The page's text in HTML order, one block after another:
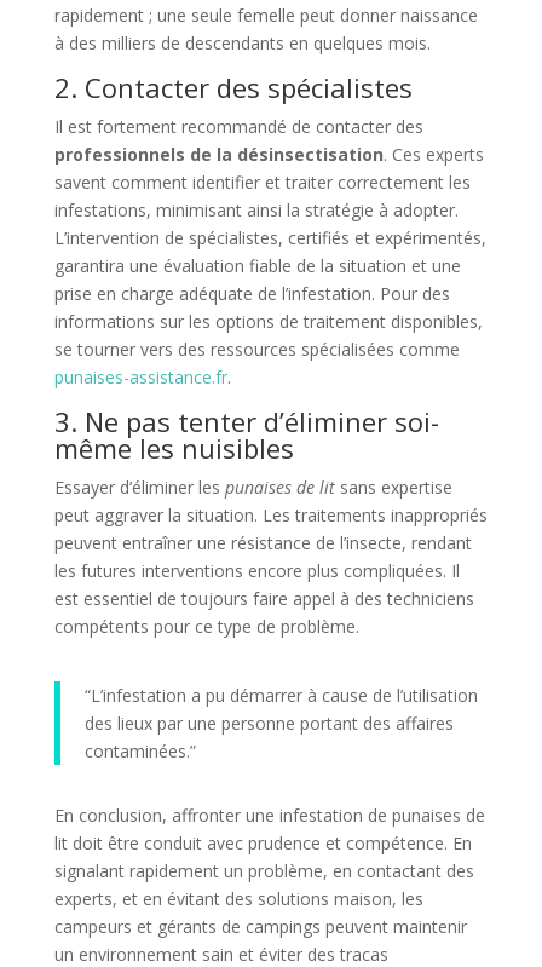
rapidement ; une seule femelle peut donner naissance
à des milliers de descendants en quelques mois.
2. Contacter des spécialistes
Il est fortement recommandé de contacter des
professionnels de la désinsectisation. Ces experts
savent comment identifier et traiter correctement les
infestations, minimisant ainsi la stratégie à adopter.
L’intervention de spécialistes, certifiés et expérimentés,
garantira une évaluation fiable de la situation et une
prise en charge adéquate de l’infestation. Pour des
informations sur les options de traitement disponibles,
se tourner vers des ressources spécialisées comme
punaises-assistance.fr.
3. Ne pas tenter d’éliminer soi-
même les nuisibles
Essayer d’éliminer les punaises de litsans expertise
peut aggraver la situation. Les traitements inappropriés
peuvent entraîner une résistance de l’insecte, rendant
les futures interventions encore plus compliquées. Il
est essentiel de toujours faire appel à des techniciens
compétents pour ce type de problème.
“L’infestation a pu démarrer à cause de l’utilisation
des lieux par une personne portant des affaires
contaminées.”
En conclusion, affronter une infestation de punaises de
lit doit être conduit avec prudence et compétence. En
signalant rapidement un problème, en contactant des
experts, et en évitant des solutions maison, les
campeurs et gérants de campings peuvent maintenir
un environnement sain et éviter des tracas